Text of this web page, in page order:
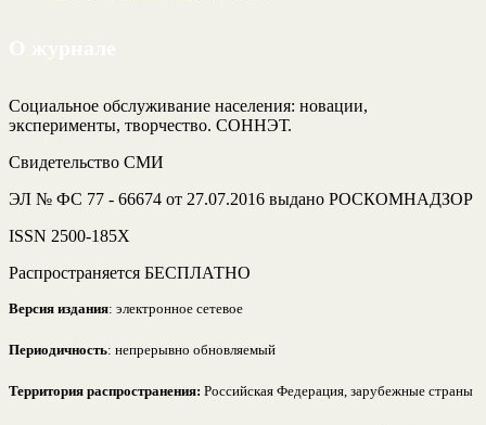
Социальное обслуживание населения: новации,
эксперименты, творчество. СОННЭТ.
Свидетельство СМИ
ЭЛ № ФС 77 - 66674 от 27.07.2016 выдано РОСКОМНАДЗОР
ISSN 2500-185Х
Распространяется БЕСПЛАТНО
Версия издания: электронное сетевое
Периодичность: непрерывно обновляемый
Территория распространения: Российская Федерация, зарубежные страны